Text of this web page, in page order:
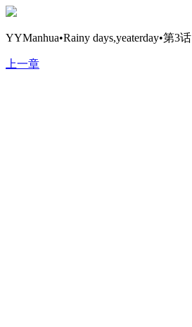
YYManhua•Rainy days,yeaterday•第3话
上一章